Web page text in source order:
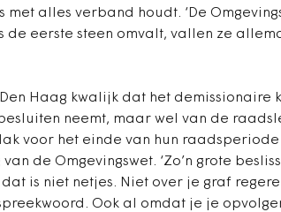
met alles verband houdt. ‘De
de eerste steen omvalt, vallen ze
Haag kwalijk dat het demissionaire
neemt, maar wel van de
voor het einde van hun
de Omgevingswet. ‘Zo’n grote
is niet netjes. Niet over je graf
Ook al omdat je je